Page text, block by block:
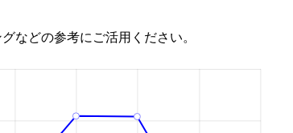
などの参考にご活用ください。